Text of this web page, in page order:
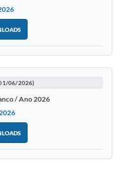
06/2026)
/ Ano 2026